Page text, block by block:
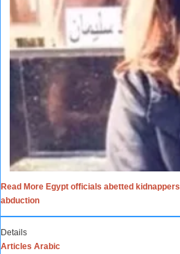
Read More Egypt officials abetted
abduction
Details
Articles Arabic